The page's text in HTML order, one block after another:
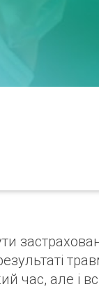
час, але і